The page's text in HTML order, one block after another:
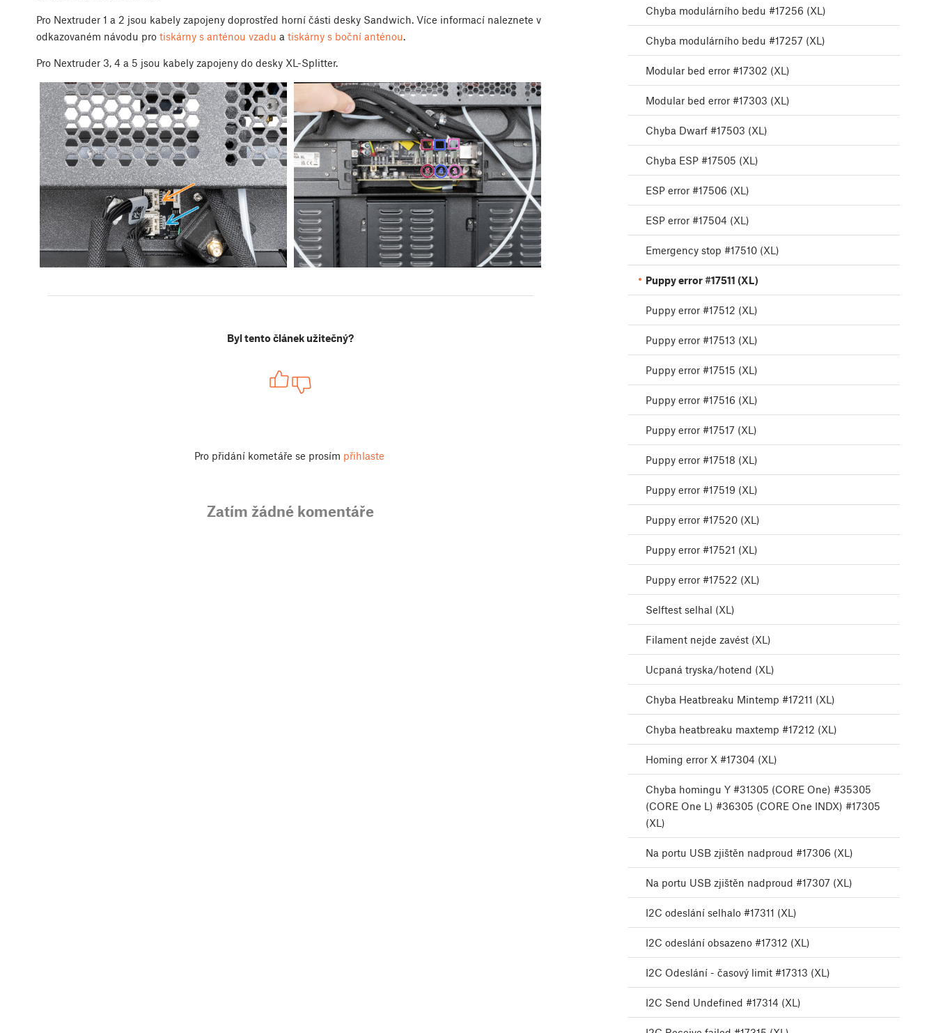
Pro Nextruder 1 a 2 jsou kabely zapojeny doprostřed horní části desky Sandwich. Více informací naleznete v
odkazovaném návodu pro tiskárny s anténou vzadu a tiskárny s boční anténou.
Pro Nextruder 3, 4 a 5 jsou kabely zapojeny do desky XL-Splitter.
Byl tento článek užitečný?
Pro přidání kometáře se prosím přihlaste
Zatím žádné komentáře
Chyba modulárního bedu #17256 (XL)
Chyba modulárního bedu #17257 (XL)
Modular bed error #17302 (XL)
Modular bed error #17303 (XL)
Chyba Dwarf #17503 (XL)
Chyba ESP #17505 (XL)
ESP error #17506 (XL)
ESP error #17504 (XL)
Emergency stop #17510 (XL)
Puppy error #17511 (XL)
Puppy error #17512 (XL)
Puppy error #17513 (XL)
Puppy error #17515 (XL)
Puppy error #17516 (XL)
Puppy error #17517 (XL)
Puppy error #17518 (XL)
Puppy error #17519 (XL)
Puppy error #17520 (XL)
Puppy error #17521 (XL)
Puppy error #17522 (XL)
Selftest selhal (XL)
Filament nejde zavést (XL)
Ucpaná tryska/hotend (XL)
Chyba Heatbreaku Mintemp #17211 (XL)
Chyba heatbreaku maxtemp #17212 (XL)
Homing error X #17304 (XL)
Chyba homingu Y #31305 (CORE One) #35305
(CORE One L) #36305 (CORE One INDX) #17305
(XL)
Na portu USB zjištěn nadproud #17306 (XL)
Na portu USB zjištěn nadproud #17307 (XL)
I2C odeslání selhalo #17311 (XL)
I2C odeslání obsazeno #17312 (XL)
I2C Odeslání - časový limit #17313 (XL)
I2C Send Undefined #17314 (XL)